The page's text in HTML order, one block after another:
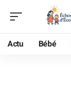
Actu Bébé